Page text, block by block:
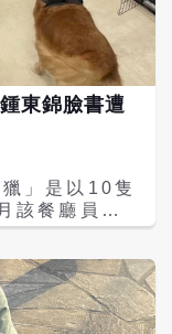
東錦臉書遭
」是以10隻
該餐廳員工
，包括把狗
受虐犬全數
，縣長鍾東
擊，而長期